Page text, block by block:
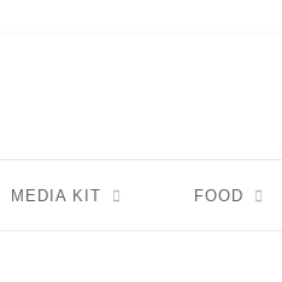
MEDIA KIT FOOD